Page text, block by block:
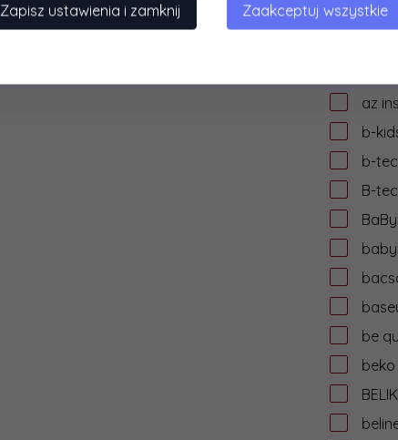
az
b-
b-
B-
be
beko
Zapisz ustawienia i zamknij Zaakceptuj wszystkie